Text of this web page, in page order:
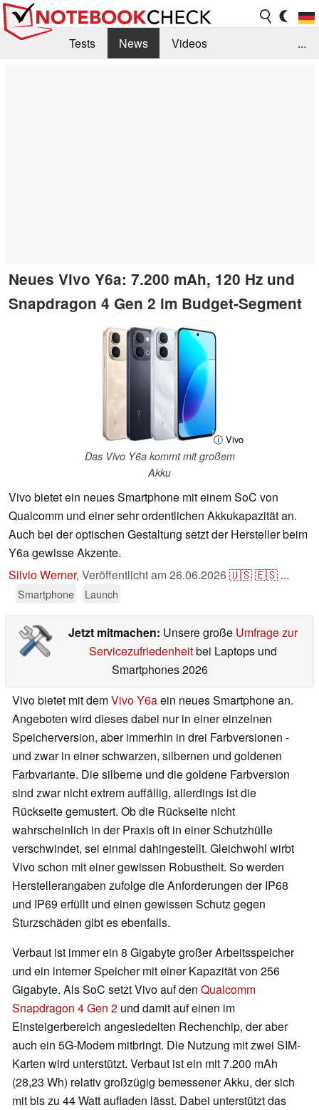
Tests News
Videos
...
Neues Vivo Y6a: 7.200 mAh, 120 Hz und
Snapdragon 4 Gen 2 im Budget-Segment
ⓘ Vivo
Das Vivo Y6a kommt mit großem
Akku
Vivo bietet ein neues Smartphone mit einem SoC von
Qualcomm und einer sehr ordentlichen Akkukapazität an.
Auch bei der optischen Gestaltung setzt der Hersteller beim
Y6a gewisse Akzente.
Silvio Werner, Veröffentlicht am26.06.2026🇺🇸🇪🇸 ...
Smartphone Launch
Jetzt mitmachen: Unsere große Umfrage zur
Servicezufriedenheitbei Laptops und
Smartphones 2026
Vivo bietet mit demVivo Y6aein neues Smartphone an.
Angeboten wird dieses dabei nur in einer einzelnen
Speicherversion, aber immerhin in drei Farbversionen -
und zwar in einer schwarzen, silbernen und goldenen
Farbvariante. Die silberne und die goldene Farbversion
sind zwar nicht extrem auffällig, allerdings ist die
Rückseite gemustert. Ob die Rückseite nicht
wahrscheinlich in der Praxis oft in einer Schutzhülle
verschwindet, sei einmal dahingestellt. Gleichwohl wirbt
Vivo schon mit einer gewissen Robustheit. So werden
Herstellerangaben zufolge die Anforderungen der IP68
und IP69 erfüllt und einen gewissen Schutz gegen
Sturzschäden gibt es ebenfalls.
Verbaut ist immer ein 8 Gigabyte großer Arbeitsspeicher
und ein interner Speicher mit einer Kapazität von 256
Gigabyte. Als SoC setzt Vivo auf den Qualcomm
Snapdragon 4 Gen 2 und damit auf einen im
Einsteigerbereich angesiedelten Rechenchip, der aber
auch ein 5G-Modem mitbringt. Die Nutzung mit zwei SIM-
Karten wird unterstützt. Verbaut ist ein mit 7.200 mAh
(28,23 Wh) relativ großzügig bemessener Akku, der sich
mit bis zu 44 Watt aufladen lässt. Dabei unterstützt das